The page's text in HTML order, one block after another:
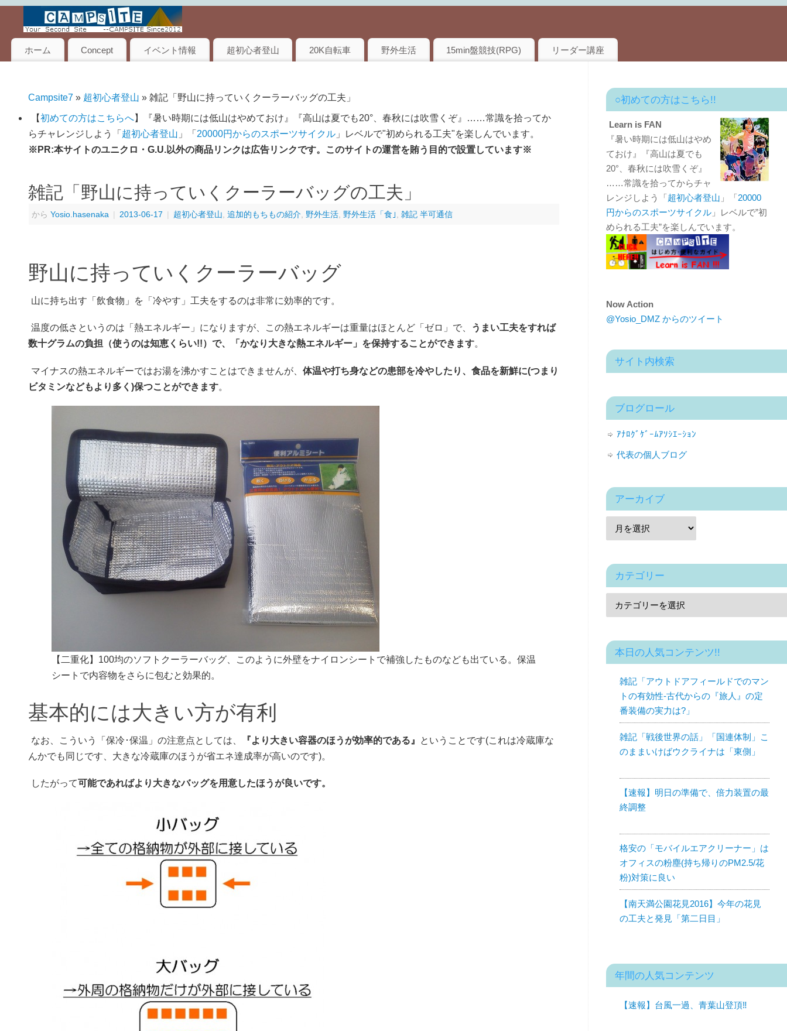
ホーム Concept イベント情報 超初心者登山 20K自転車 野外生活 15min盤競技(RPG) リーダー講座
Campsite7 » 超初心者登山 » 雑記「野山に持っていくクーラーバッグの工夫」
【初めての方はこちらへ】『暑い時期には低山はやめておけ』『高山は夏でも20°、春秋には吹雪くぞ』……常識を拾ってか
らチャレンジしよう「 超初心者登山 」「 20000円からのスポーツサイクル 」レベルで"初められる工夫"を楽しんでいます。
※PR:本サイトのユニクロ・G.U.以外の商品リンクは広告リンクです。このサイトの運営を賄う目的で設置しています※
雑記「野山に持っていくクーラーバッグの工夫」
から Yosio.hasenaka | 2013-06-17 | 超初心者登山 追加的もちもの紹介 野外生活 野外生活「食｣ 雑記 半可通信
野山に持っていくクーラーバッグ
山に持ち出す「飲食物」を「冷やす」工夫をするのは非常に効率的です。
温度の低さというのは「熱エネルギー」になりますが、この熱エネルギーは重量はほとんど「ゼロ」で、
うまい工夫をすれば
数十グラムの負担（使うのは知恵くらい!!）で、「かなり大きな熱エネルギー」を保持することができます。
マイナスの熱エネルギーではお湯を沸かすことはできませんが、 体温や打ち身などの患部を冷やしたり、食品を新鮮に(つまり
ビタミンなどもより多く)保つことができます。
【二重化】100均のソフトクーラーバッグ、このように外壁をナイロンシートで補強したものなども出ている。保温
シートで内容物をさらに包むと効果的。
基本的には大きい方が有利
なお、こういう「保冷･保温」の注意点としては、 『より大きい容器のほうが効率的である』
ということです(これは冷蔵庫な
んかでも同じです、大きな冷蔵庫のほうが省エネ達成率が高いのです)。
したがって可能であればより大きなバッグを用意したほうが良いです。
○初めての方はこちら!!
Learn is FAN
『暑い時期には低山はやめ
ておけ』『高山は夏でも
20°、春秋には吹雪くぞ』
……常識を拾ってからチャ
レンジしよう「超初心者登山 」「20000
円からのスポーツサイクル 」レベルで”初
められる工夫”を楽しんでいます。
Now Action
@Yosio_DMZ からのツイート
サイト内検索
ブログロール
ｱﾅﾛｸﾞｹﾞｰﾑｱｿｼｴｰｼｮﾝ
代表の個人ブログ
アーカイブ
カテゴリー
本日の人気コンテンツ!!
雑記「アウトドアフィールドでのマン
トの有効性-古代からの『旅人』の定
番装備の実力は?」
雑記「戦後世界の話」「国連体制」こ
のままいけばウクライナは「東側」
【速報】明日の準備で、倍力装置の最
終調整
格安の「モバイルエアクリーナー」は
オフィスの粉塵(持ち帰りのPM2.5/花
粉)対策に良い
【南天満公園花見2016】今年の花見
の工夫と発見「第二日目」
年間の人気コンテンツ
【速報】台風一過、青葉山登頂‼︎